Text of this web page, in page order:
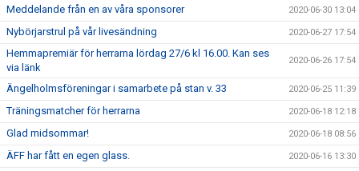
Meddelande från en av våra sponsorer 2020-06-30 13:04
Nybörjarstrul på vår livesändning 2020-06-27 17:54
Hemmapremiär för herrarna lördag 27/6 kl 16.00. Kan ses
via länk
2020-06-26 17:54
Ängelholmsföreningar i samarbete på stan v. 33 2020-06-25 11:39
Träningsmatcher för herrarna 2020-06-18 12:18
Glad midsommar! 2020-06-18 08:56
ÄFF har fått en egen glass. 2020-06-16 13:30